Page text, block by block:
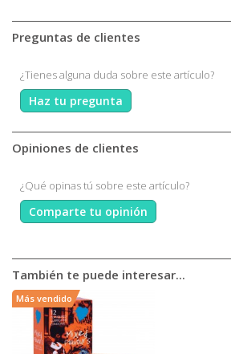
Preguntas de clientes
¿Tienes alguna duda sobre este artículo?
Haz tu pregunta
Opiniones de clientes
¿Qué opinas tú sobre este artículo?
Comparte tu opinión
También te puede interesar...
Más vendido